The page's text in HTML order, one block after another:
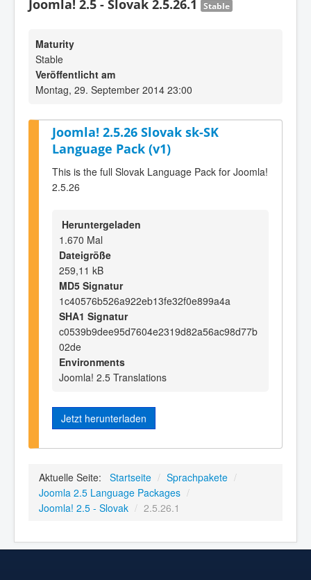
Joomla! 2.5 - Slovak 2.5.26.1 Stable
Maturity
Stable
Veröffentlicht am
Montag, 29. September 2014 23:00
Joomla! 2.5.26 Slovak sk-SK
Language Pack (v1)
This is the full Slovak Language Pack for Joomla!
2.5.26
Heruntergeladen
1.670 Mal
Dateigröße
259,11 kB
MD5 Signatur
1c40576b526a922eb13fe32f0e899a4a
SHA1 Signatur
c0539b9dee95d7604e2319d82a56ac98d77b
02de
Environments
Joomla! 2.5 Translations
Jetzt herunterladen
Aktuelle Seite: Startseite / Sprachpakete /
Joomla 2.5 Language Packages /
Joomla! 2.5 - Slovak / 2.5.26.1